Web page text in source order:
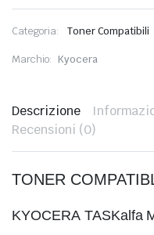
Categoria: Toner Compatibili
Marchio: Kyocera
Descrizione
Recensioni (0)
TONER
KYOCERA TASKalfa